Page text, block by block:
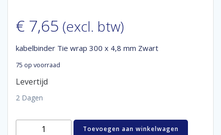
€ 7,65 (excl. btw)
kabelbinder Tie wrap 300 x 4,8 mm Zwart
75 op voorraad
Levertijd
2 Dagen
kabelbinder
Toevoegen aan winkelwagen